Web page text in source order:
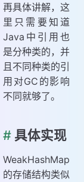
再具体讲解，这
里只需要知道
Java中引用也
是分种类的，并
且不同种类的引
用对GC的影响
不同就够了。
# 具体实现
WeakHashMap
的存储结构类似